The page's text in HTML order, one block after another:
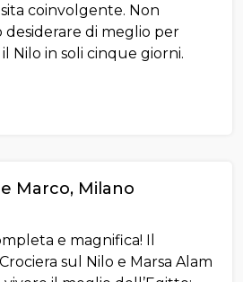
coinvolgente. Non
di meglio per
Nilo in soli cinque giorni.
Marco, Milano
e magnifica! Il
sul Nilo e Marsa Alam